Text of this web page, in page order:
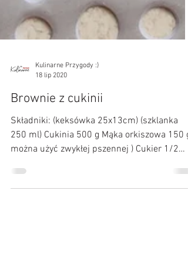
Kulinarne Przygody :)
18 lip 2020
Brownie z cukinii
Składniki: (keksówka 25x13cm) (szklanka
można użyć zwykłej pszennej ) Cukier 1/2
szklanki...